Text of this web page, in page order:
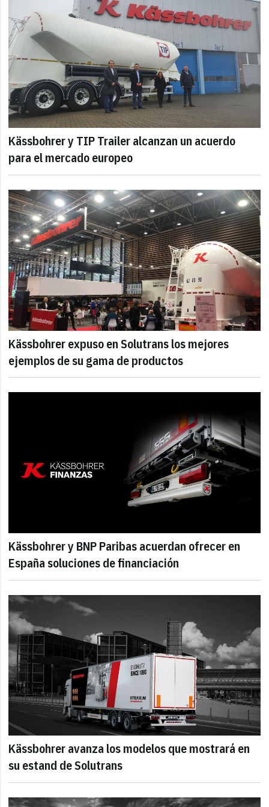
Kässbohrer y TIP Trailer alcanzan un acuerdo
para el mercado europeo
Kässbohrer expuso en Solutrans los mejores
ejemplos de su gama de productos
Kässbohrer y BNP Paribas acuerdan ofrecer en
España soluciones de financiación
Kässbohrer avanza los modelos que mostrará en
su estand de Solutrans